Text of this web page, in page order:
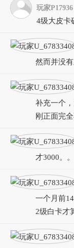
玩家P17936
4级大皮卡
然而并没
补充一个
刚正面完
才3000。。
一个月前
2级白卡才